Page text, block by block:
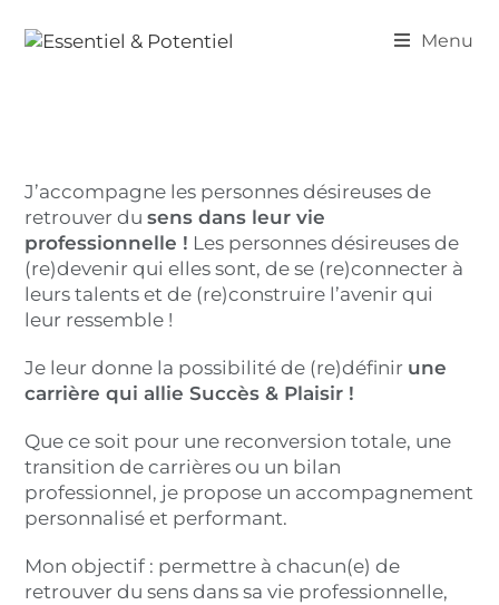
Menu
J’accompagne les personnes désireuses de
retrouver dusens dans leur vie
professionnelle ! Les personnes désireuses de
(re)devenir qui elles sont, de se (re)connecter à
leurs talents et de (re)construire l’avenir qui
leur ressemble !
Je leur donne la possibilité de (re)définir une
carrière qui allie Succès & Plaisir !
Que ce soit pour une reconversion totale, une
transition de carrières ou un bilan
professionnel, je propose un accompagnement
personnalisé et performant.
Mon objectif : permettre à chacun(e) de
retrouver du sens dans sa vie professionnelle,